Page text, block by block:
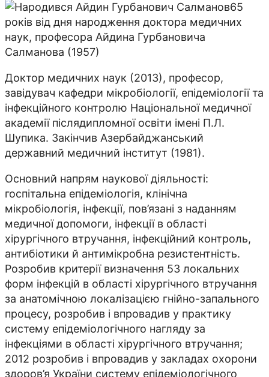
65
років від дня народження доктора медичних
наук, професора Айдина Гурбановича
Салманова (1957)
Доктор медичних наук (2013), професор,
завідувач кафедри мікробіології, епідеміології та
інфекційного контролю Національної медичної
академії післядипломної освіти імені П.Л.
Шупика. Закінчив Азербайджанський
державний медичний інститут (1981).
Основний напрям наукової діяльності:
госпітальна епідеміологія, клінічна
мікробіологія, інфекції, пов’язані з наданням
медичної допомоги, інфекції в області
хірургічного втручання, інфекційний контроль,
антибіотики й антимікробна резистентність.
Розробив критерії визначення 53 локальних
форм інфекцій в області хірургічного втручання
за анатомічною локалізацією гнійно-запального
процесу, розробив і впровадив у практику
систему епідеміологічного нагляду за
інфекціями в області хірургічного втручання;
2012 розробив і впровадив у закладах охорони
здоров’я України систему епідеміологічного